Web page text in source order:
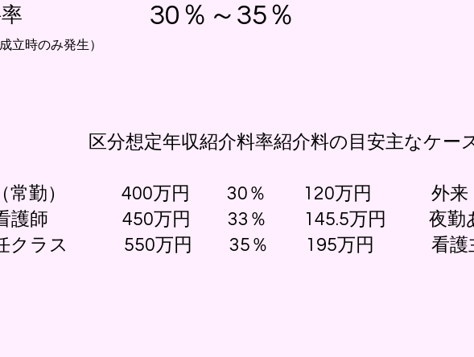
立時のみ発生）
30％～35％
区分想定年収紹介料率紹介料の目安主なケー
（常勤） 400万円 30％ 120万円 外来・一
看護師 450万円 33％ 145.5万円 夜勤あり
任クラス 550万円 35％ 195万円 看護主